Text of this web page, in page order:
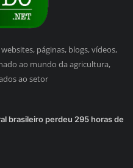
páginas, blogs, vídeos,
ao mundo da agricultura,
ao setor
brasileiro perdeu 295 horas de